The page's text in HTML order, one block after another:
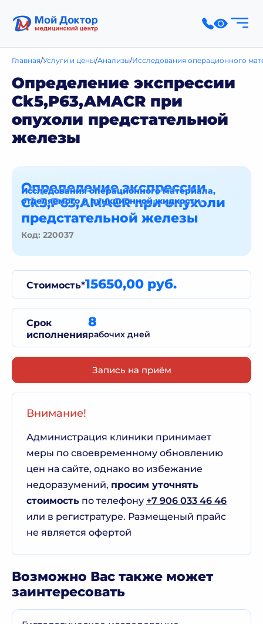
Главная Услуги и цены Анализы Исследования операционного
Определение экспрессии
Ck5,P63,AMACR при
опухоли предстательной
железы
Определение экспрессии
Ck5,P63,AMACR при опухоли
предстательной железы
Код: 220037
Исследования операционного материала,
отделяемого и пункционной жидкости
Стоимость*15650,00 руб.
Срок
исполнения
8
рабочих дней
Запись на приём
Внимание!
Администрация клиники принимает
меры по своевременному обновлению
цен на сайте, однако во избежание
недоразумений, просим уточнять
стоимость по телефону +7 906 033 46 46
или в регистратуре. Размещеный прайс
не является офертой
Возможно Вас также может
заинтересовать